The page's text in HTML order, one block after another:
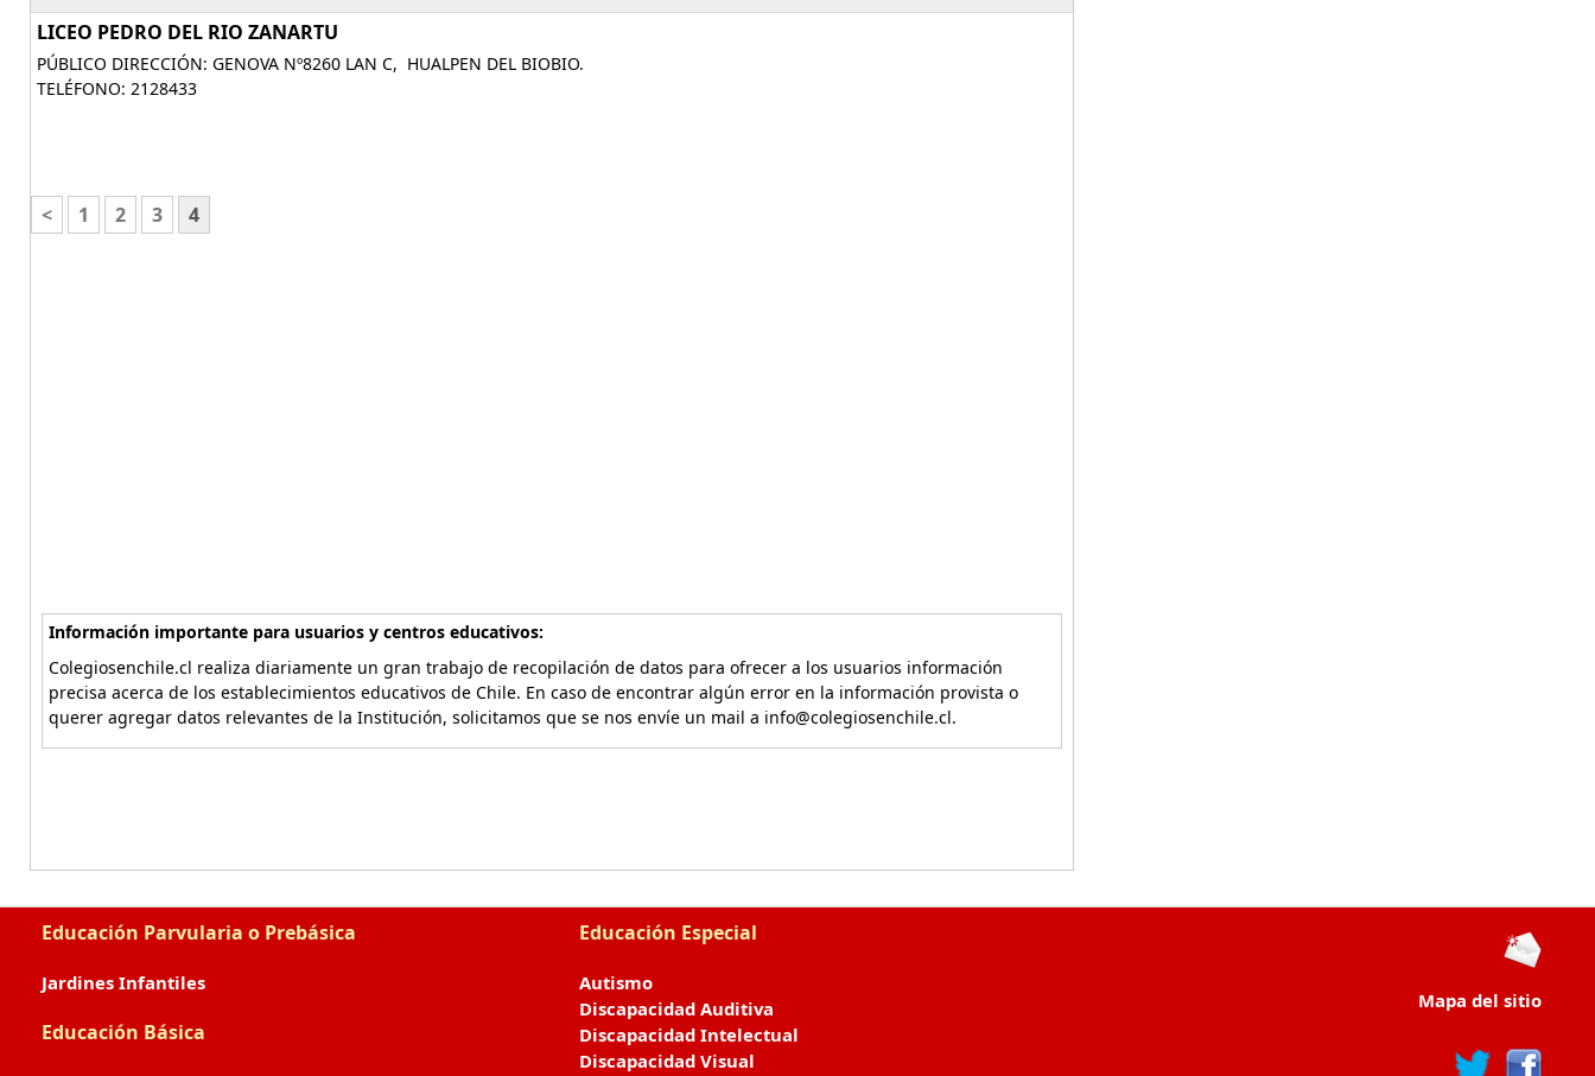
LICEO PEDRO DEL RIO ZANARTU
PÚBLICO DIRECCIÓN: GENOVA Nº8260 LAN C, HUALPEN DEL BIOBIO.
TELÉFONO: 2128433
< 1 2 3 4
Información importante para usuarios y centros educativos:
Colegiosenchile.cl realiza diariamente un gran trabajo de recopilación de datos para ofrecer a los usuarios información
precisa acerca de los establecimientos educativos de Chile. En caso de encontrar algún error en la información provista o
querer agregar datos relevantes de la Institución, solicitamos que se nos envíe un mail a info@colegiosenchile.cl.
Educación Parvularia o Prebásica
Jardines Infantiles
Educación Básica
Educación Especial
Autismo
Discapacidad Auditiva
Discapacidad Intelectual
Discapacidad Visual
Mapa del sitio